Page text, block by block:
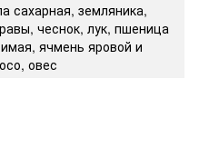
сахарная, земляника,
чеснок, лук, пшеница
ячмень яровой и
овес